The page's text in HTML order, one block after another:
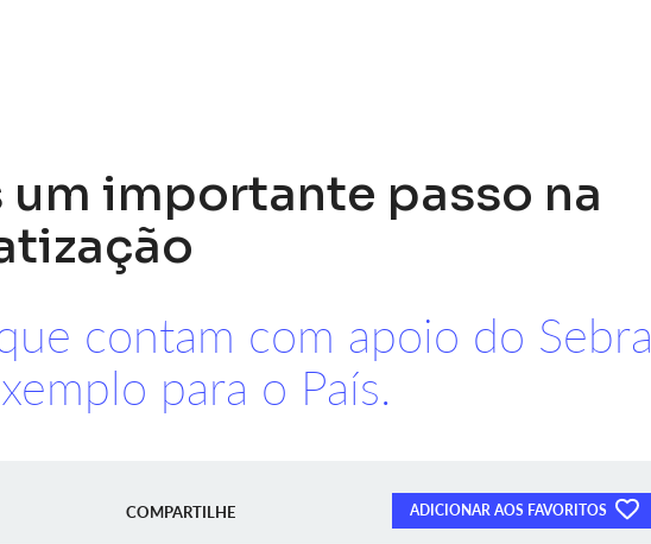
um importante passo na
contam com apoio do
para o País.
COMPARTILHE ADICIONAR AOS FAVORITOS